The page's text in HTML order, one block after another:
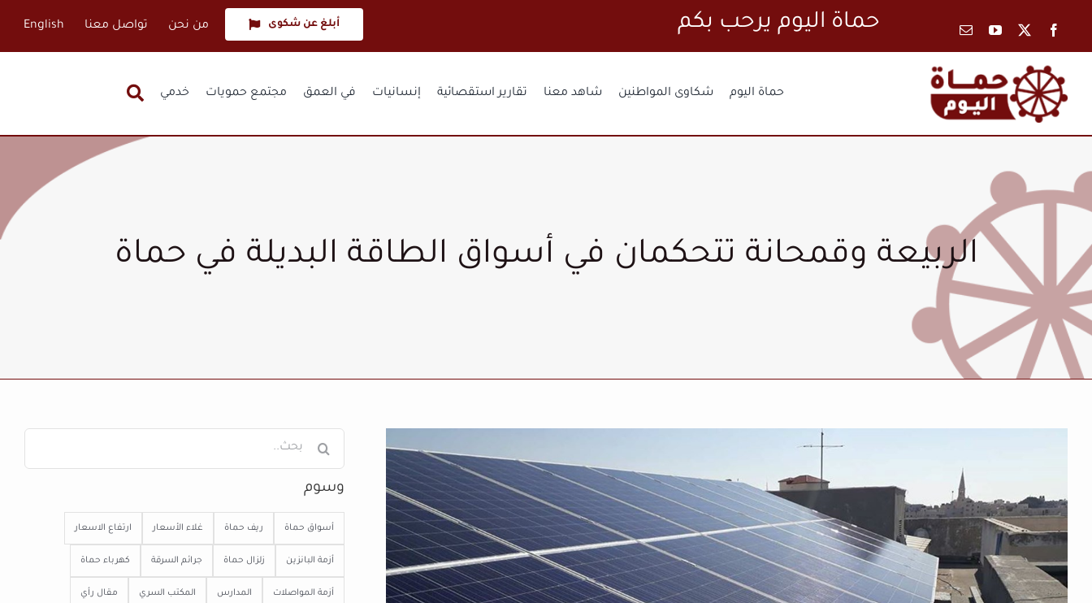
content
حماة اليوم أبلغ عن شكوى من نحن تواصل معنا English
حماة اليوم شكاوى المواطنين شاهد معنا تقارير استقصائية إنسانيات في العمق مجتمع حمويات خدمي
الربيعة وقمحانة تتحكمان في أسواق الطاقة البديلة في حماة
وسوم
أسواق حماة ريف حماة غلاء الأسعار ارتفاع الاسعار
أزمة البانزين زلزال حماة جرائم السرقة كهرباء حماة
أزمة المواصلات المدارس المكتب السري مقال رأي